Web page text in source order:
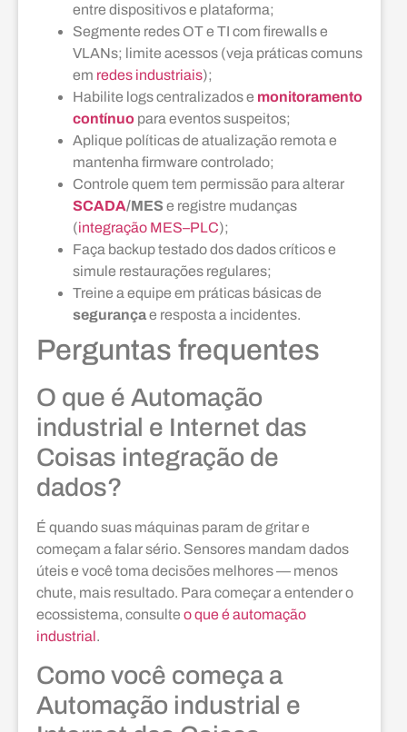
entre dispositivos e plataforma;
Segmente redes OT e TI com firewalls e
VLANs; limite acessos (veja práticas comuns
em redes industriais);
Habilite logs centralizados e monitoramento
contínuo para eventos suspeitos;
Aplique políticas de atualização remota e
mantenha firmware controlado;
Controle quem tem permissão para alterar
SCADA/MES e registre mudanças
(integração MES–PLC);
Faça backup testado dos dados críticos e
simule restaurações regulares;
Treine a equipe em práticas básicas de
segurançae resposta a incidentes.
Perguntas frequentes
O que é Automação
industrial e Internet das
Coisas integração de
dados?
É quando suas máquinas param de gritar e
começam a falar sério. Sensores mandam dados
úteis e você toma decisões melhores — menos
chute, mais resultado. Para começar a entender o
ecossistema, consulte o que é automação
industrial.
Como você começa a
Automação industrial e